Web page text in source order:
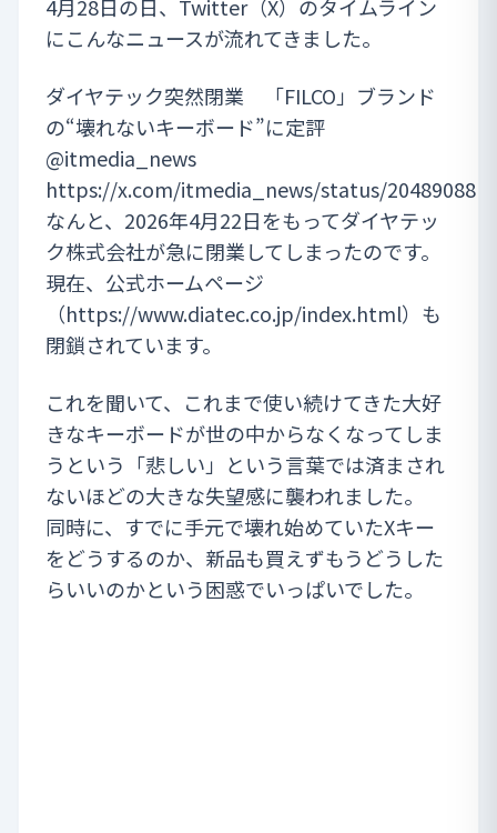
4月28日の日、Twitter（X）のタイムライン
にこんなニュースが流れてきました。
ダイヤテック突然閉業 「FILCO」ブランド
の“壊れないキーボード”に定評
@itmedia_news
https://x.com/itmedia_news/status/
なんと、2026年4月22日をもってダイヤテッ
ク株式会社が急に閉業してしまったのです。
現在、公式ホームページ
（https://www.diatec.co.jp/index.html）も
閉鎖されています。
これを聞いて、これまで使い続けてきた大好
きなキーボードが世の中からなくなってしま
うという「悲しい」という言葉では済まされ
ないほどの大きな失望感に襲われました。
同時に、すでに手元で壊れ始めていたXキー
をどうするのか、新品も買えずもうどうした
らいいのかという困惑でいっぱいでした。